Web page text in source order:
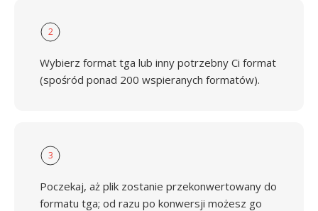
2
Wybierz format tga lub inny potrzebny Ci format
(spośród ponad 200 wspieranych formatów).
3
Poczekaj, aż plik zostanie przekonwertowany do
formatu tga; od razu po konwersji możesz go